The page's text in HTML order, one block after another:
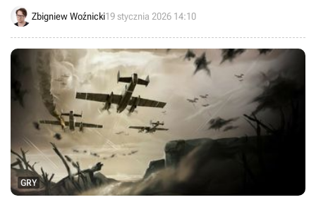
nie ma szans na tanią konsolę.
Zbigniew Woźnicki19 stycznia 2026 14:10
GRY